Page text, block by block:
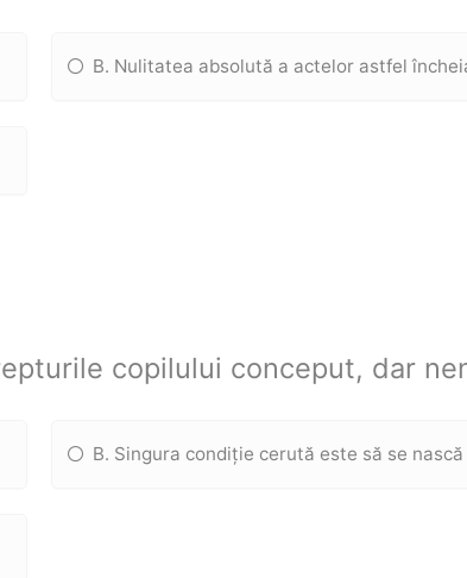
B. Nulitatea absolută a actelor astfel
copilului conceput, dar
B. Singura condiție cerută este să se nască